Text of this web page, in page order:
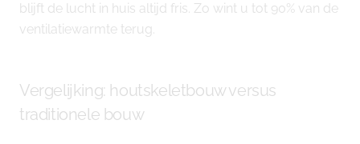
blijft de lucht in huis altijd fris. Zo wint u tot 90% van de
ventilatiewarmte terug.
Vergelijking: houtskeletbouw versus
traditionele bouw